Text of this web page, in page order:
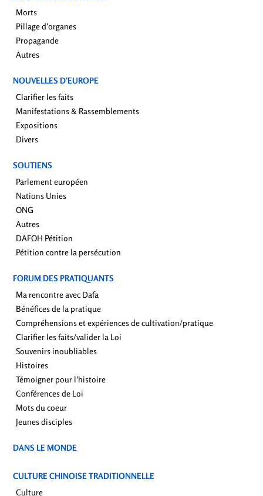
Morts
Pillage d’organes
Propagande
Autres
NOUVELLES D’EUROPE
Clarifier les faits
Manifestations & Rassemblements
Expositions
Divers
SOUTIENS
Parlement européen
Nations Unies
ONG
Autres
DAFOH Pétition
Pétition contre la persécution
FORUM DES PRATIQUANTS
Ma rencontre avec Dafa
Bénéfices de la pratique
Compréhensions et expériences de cultivation/pratique
Clarifier les faits/valider la Loi
Souvenirs inoubliables
Histoires
Témoigner pour l'histoire
Conférences de Loi
Mots du coeur
Jeunes disciples
DANS LE MONDE
CULTURE CHINOISE TRADITIONNELLE
Culture